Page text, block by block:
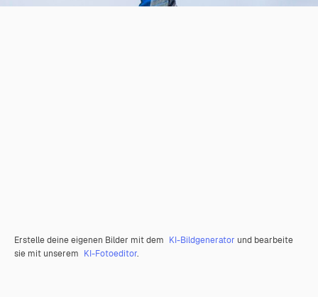
Erstelle deine eigenen Bilder mit dem KI-Bildgenerator und bearbeite
sie mit unserem KI-Fotoeditor.